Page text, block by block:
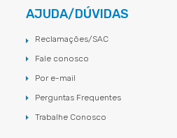
AJUDA/DÚVIDAS
Reclamações/SAC
Fale conosco
Por e-mail
Perguntas Frequentes
Trabalhe Conosco